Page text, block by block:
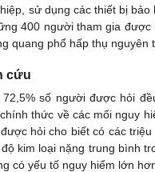
sử dụng các thiết bị
400 người tham gia
quang phổ hấp thụ nguyên
cứu
72,5% số người được hỏi
thức về các mối nguy
hỏi cho biết có các
kim loại nặng trung bình
có yếu tố nguy hiểm lớn